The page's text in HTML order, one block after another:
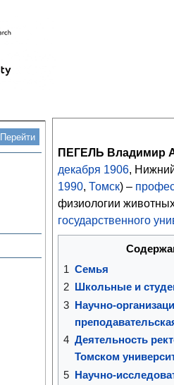
ПЕГЕЛЬ Владимир
декабря 1906,
1990, Томск) –
физиологии
государственного
1 Семья
2
Школьные и
3 Научно-
4 Деятельность
Томском
5 Научно-